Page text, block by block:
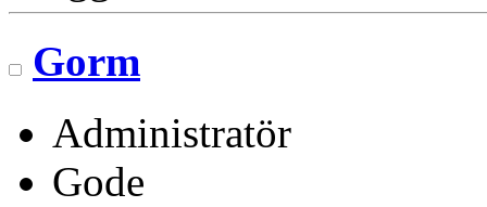
Gorm
Administratör
Gode